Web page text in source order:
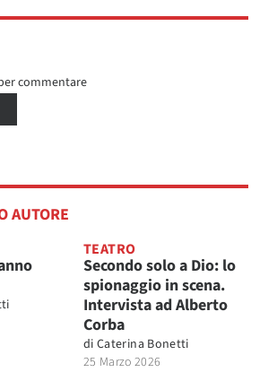
commentare
AUTORE
TEATRO
Secondo solo a Dio: lo
spionaggio in scena.
Intervista ad Alberto
Corba
di Caterina Bonetti
25 Marzo 2026